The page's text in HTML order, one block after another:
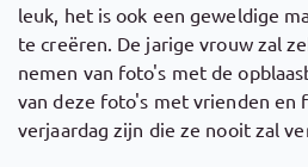
leuk, het is ook een geweldige
te creëren. De jarige vrouw zal
nemen van foto's met de
van deze foto's met vrienden en
verjaardag zijn die ze nooit zal